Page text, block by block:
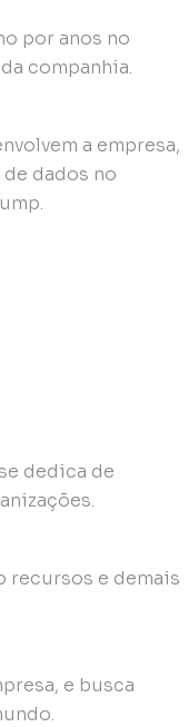
por anos no
companhia.
a empresa,
dados no
dedica de
recursos e demais
e busca